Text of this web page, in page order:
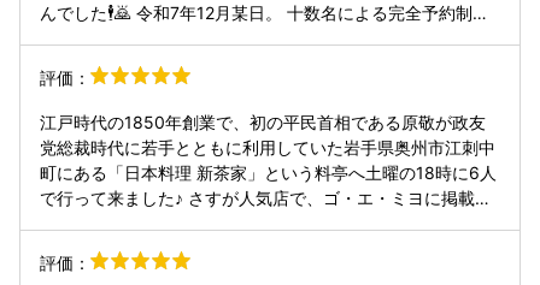
んでした🕴️🙇 令和7年12月某日。 十数名による完全予約制、
き大広間にお膳座布団スタイルで飲食姿勢保持に難義しまし
た😔今回は同じ和室に椅子テーブルでした🙄ここは170年の
歴史を持つ老舗割烹🌌グルメにほど遠い毎度な人間の評価口
コミなど一見の価値なし💥と自戒しつつ、いま振り返る新茶
屋のあれこれ。まずエントランスから玄関、入って廊下壁面
には原敬にまつわる写真や書状などなど👨‍👨‍👦✍️📷📰この時
点で歴史的人物である平民宰相原敬への印象評価が、新茶屋
郷土の歴史に触れ文化伝統を感知する😗時代の推移に即した
評価：
江戸時代の1850年創業で、初の平民首相である原敬が政友
党総裁時代に若手とともに利用していた岩手県奥州市江刺中
町にある「日本料理 新茶家」という料亭へ土曜の18時に6人
で行って来ました♪ さすが人気店で、ゴ・エ・ミヨに掲載さ
予約制でしたね。 お店の入口には、その原敬が利用していた
という石碑もあり、店内にも原敬等の写真がありましたね。
評価：